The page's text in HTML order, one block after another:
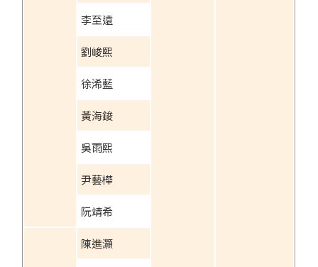
李至遠
劉峻熙
徐浠藍
黃海鋑
吳雨熙
尹藝樺
阮靖希
陳進灝